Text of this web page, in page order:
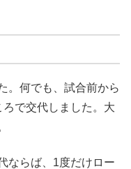
。何でも、試合前から
で交代しました。大
ならば、1度だけロー